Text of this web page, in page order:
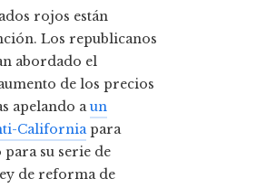
rojos están
Los republicanos
abordado el
de los precios
apelando aun
Californiapara
su serie de
de reforma de